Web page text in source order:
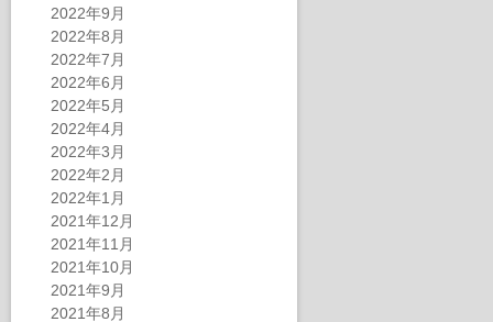
2022年9月
2022年8月
2022年7月
2022年6月
2022年5月
2022年4月
2022年3月
2022年2月
2022年1月
2021年12月
2021年11月
2021年10月
2021年9月
2021年8月